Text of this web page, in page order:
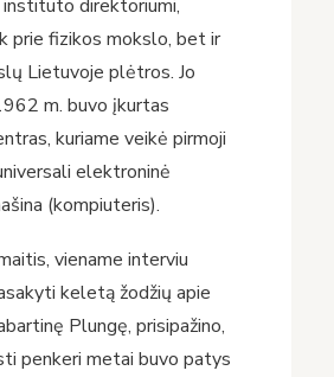
direktoriumi,
prie fizikos mokslo, bet ir
Lietuvoje plėtros. Jo
m. buvo įkurtas
kuriame veikė pirmoji
elektroninė
(kompiuteris).
viename interviu
keletą žodžių apie
Plungę, prisipažino,
penkeri metai buvo patys